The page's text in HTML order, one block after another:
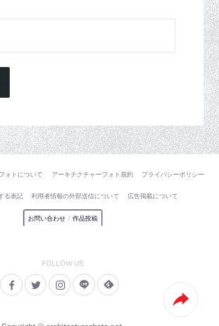
ォトについて アーキテクチャーフォト規約 プライバシーポリシー
る表記 利用者情報の外部送信について 広告掲載について
お問い合わせ / 作品投稿